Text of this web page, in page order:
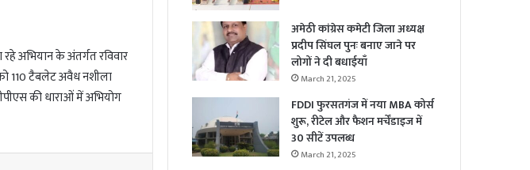
अभियान के अंतर्गत रविवार
110 टैबलेट अवैध नशीला
की धाराओं में अभियोग
अमेठी कांग्रेस कमेटी जिला अध्यक्ष
प्रदीप सिंघल पुनः बनाए जाने पर
लोगों ने दी बधाईयाँ
March 21, 2025
FDDI फुरसतगंज में नया MBA कोर्स
शुरू, रीटेल और फैशन मर्चेंडाइज में
30 सीटें उपलब्ध
March 21, 2025